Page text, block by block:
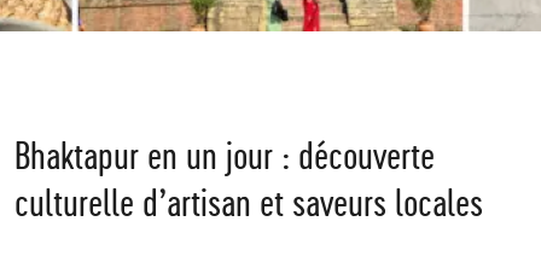
Bhaktapur en un jour : découverte
culturelle d’artisan et saveurs locales